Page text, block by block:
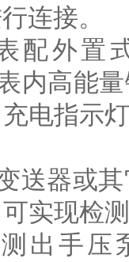
连接。
配外置
内高能
电指示
送器或
实现检
出手压